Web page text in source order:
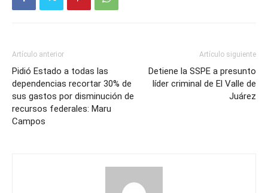
Artículo anterior
Pidió Estado a todas las
dependencias recortar 30% de
sus gastos por disminución de
recursos federales: Maru
Campos
Artículo siguiente
Detiene la SSPE a presunto
líder criminal de El Valle de
Juárez